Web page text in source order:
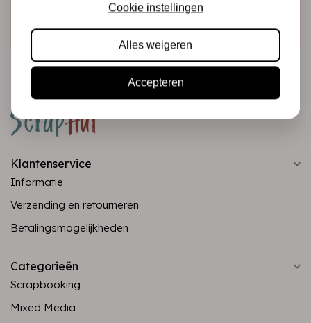
Abonneer
Klantenservice
Informatie
Verzending en retourneren
Betalingsmogelijkheden
Categorieën
Scrapbooking
Mixed Media
Cookie instellingen
Alles weigeren
Accepteren